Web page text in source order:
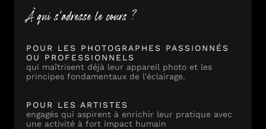
À qui s'adresse le cours ?
POUR LES PHOTOGRAPHES PASSIONNÉS
OU PROFESSIONNELS
qui maîtrisent déjà leur appareil photo et les
principes fondamentaux de l'éclairage.
POUR LES ARTISTES
engagés qui aspirent à enrichir leur pratique avec
une activité à fort impact humain